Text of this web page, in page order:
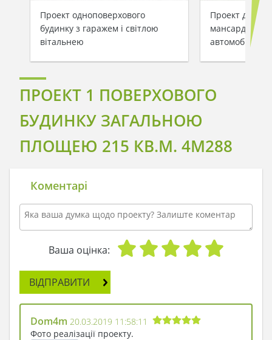
Проект одноповерхового
будинку з гаражем і світлою
вітальнею
Проект
мансардою
автомобілів
ПРОЕКТ 1 ПОВЕРХОВОГО
БУДИНКУ ЗАГАЛЬНОЮ
ПЛОЩЕЮ 215 КВ.М. 4M288
Коментарі
Ваша оцінка:
ВІДПРАВИТИ
Dom4m 20.03.2019 11:58:11
Фото реалізації проекту.